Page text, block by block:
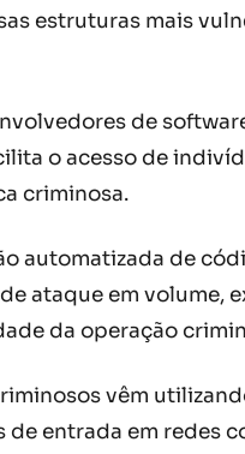
estruturas mais
de
o acesso de
criminosa.
automatizada de
ataque em volume,
da operação
vêm
entrada em redes